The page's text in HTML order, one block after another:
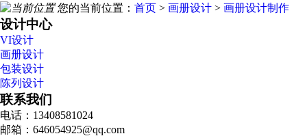
您的当前位置： 首页 > 画册设计 > 画册设计制作
设计中心
VI设计
画册设计
包装设计
陈列设计
联系我们
电话：13408581024
邮箱：646054925@qq.com